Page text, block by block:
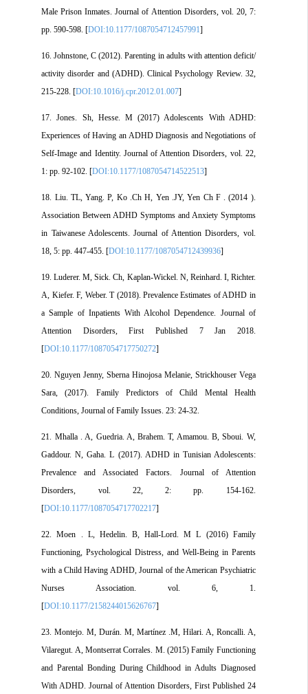
Male Prison Inmates. Journal of Attention Disorders, vol. 20, 7:
pp. 590-598. [DOI:10.1177/1087054712457991
16. Johnstone, C (2012). Parenting in adults with attention deficit/
activity disorder and (ADHD). Clinical Psychology Review. 32,
215-228. [DOI:10.1016/j.cpr.2012.01.007
17. Jones. Sh, Hesse. M (2017) Adolescents With ADHD:
Experiences of Having an ADHD Diagnosis and Negotiations of
Self-Image and Identity. Journal of Attention Disorders, vol. 22,
1: pp. 92-102. [DOI:10.1177/1087054714522513
18. Liu. TL, Yang. P, Ko .Ch H, Yen .JY, Yen Ch F . (2014 ).
Association Between ADHD Symptoms and Anxiety Symptoms
in Taiwanese Adolescents. Journal of Attention Disorders, vol.
18, 5: pp. 447-455. [DOI:10.1177/1087054712439936
19. Luderer. M, Sick. Ch, Kaplan-Wickel. N, Reinhard. I, Richter.
A, Kiefer. F, Weber. T (2018). Prevalence Estimates of ADHD in
a Sample of Inpatients With Alcohol Dependence. Journal of
Attention Disorders, First Published 7 Jan 2018.
[DOI:10.1177/1087054717750272
20. Nguyen Jenny, Sberna Hinojosa Melanie, Strickhouser Vega
Sara, (2017). Family Predictors of Child Mental Health
Conditions, Journal of Family Issues. 23: 24-32.
21. Mhalla . A, Guedria. A, Brahem. T, Amamou. B, Sboui. W,
Gaddour. N, Gaha. L (2017). ADHD in Tunisian Adolescents:
Prevalence and Associated Factors. Journal of Attention
Disorders, vol. 22, 2: pp. 154-162.
[DOI:10.1177/1087054717702217
22. Moen . L, Hedelin. B, Hall-Lord. M L (2016) Family
Functioning, Psychological Distress, and Well-Being in Parents
with a Child Having ADHD, Journal of the American Psychiatric
Nurses Association. vol. 6, 1.
[DOI:10.1177/2158244015626767
23. Montejo. M, Durán. M, Martínez .M, Hilari. A, Roncalli. A,
Vilaregut. A, Montserrat Corrales. M. (2015) Family Functioning
and Parental Bonding During Childhood in Adults Diagnosed
With ADHD. Journal of Attention Disorders, First Published 24